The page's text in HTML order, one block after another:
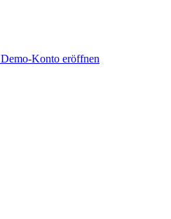
Demo-Konto eröffnen